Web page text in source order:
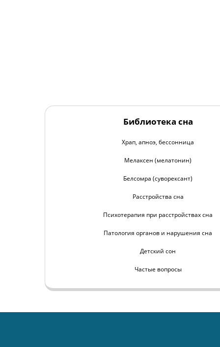
Библиотека сна
Храп, апноэ, бессонница
Мелаксен (мелатонин)
Белсомра (суворексант)
Расстройства сна
Психотерапия при расстройствах сна
Патология органов и нарушения сна
Детский сон
Частые вопросы